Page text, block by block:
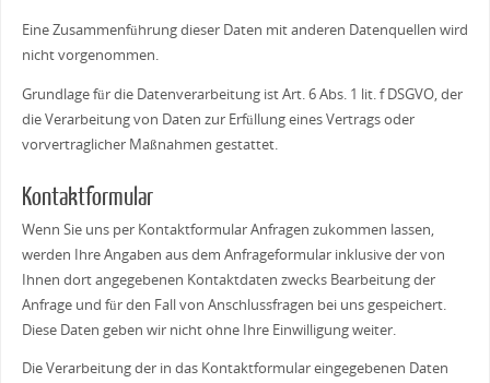
Eine Zusammenführung dieser Daten mit anderen Datenquellen wird
nicht vorgenommen.
Grundlage für die Datenverarbeitung ist Art. 6 Abs. 1 lit. f DSGVO, der
die Verarbeitung von Daten zur Erfüllung eines Vertrags oder
vorvertraglicher Maßnahmen gestattet.
Kontaktformular
Wenn Sie uns per Kontaktformular Anfragen zukommen lassen,
werden Ihre Angaben aus dem Anfrageformular inklusive der von
Ihnen dort angegebenen Kontaktdaten zwecks Bearbeitung der
Anfrage und für den Fall von Anschlussfragen bei uns gespeichert.
Diese Daten geben wir nicht ohne Ihre Einwilligung weiter.
Die Verarbeitung der in das Kontaktformular eingegebenen Daten